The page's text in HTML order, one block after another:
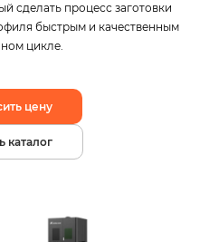
сделать процесс заготовки
быстрым и качественным
цикле.
цену
каталог